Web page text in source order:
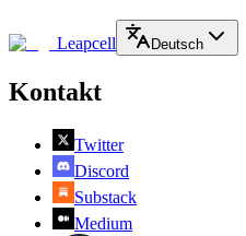
Leapcell Deutsch
Kontakt
Twitter
Discord
Substack
Medium